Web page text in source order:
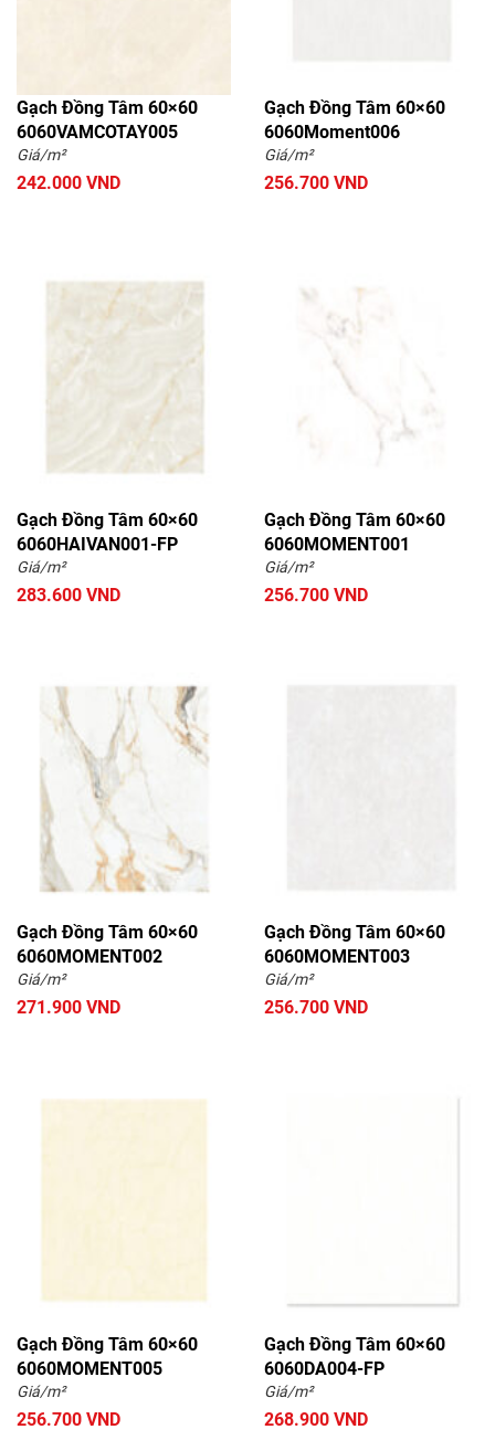
Gạch Đồng Tâm 60×60
6060VAMCOTAY005
Giá/m²
242.000 VND
Gạch Đồng Tâm 60×60
6060Moment006
Giá/m²
256.700 VND
Gạch Đồng Tâm 60×60
6060HAIVAN001-FP
Giá/m²
283.600 VND
Gạch Đồng Tâm 60×60
6060MOMENT001
Giá/m²
256.700 VND
Gạch Đồng Tâm 60×60
6060MOMENT002
Giá/m²
271.900 VND
Gạch Đồng Tâm 60×60
6060MOMENT003
Giá/m²
256.700 VND
Gạch Đồng Tâm 60×60
6060MOMENT005
Giá/m²
256.700 VND
Gạch Đồng Tâm 60×60
6060DA004-FP
Giá/m²
268.900 VND